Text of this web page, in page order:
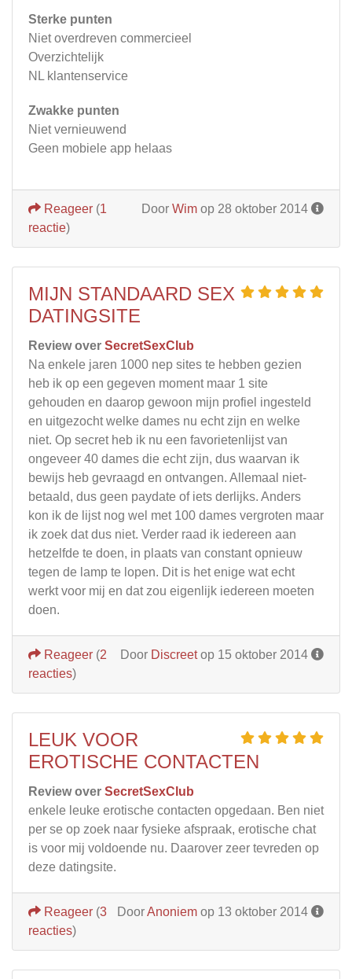
Sterke punten
Niet overdreven commercieel
Overzichtelijk
NL klantenservice
Zwakke punten
Niet vernieuwend
Geen mobiele app helaas
Door Wim op 28 oktober 2014
Reageer (1
reactie)
MIJN STANDAARD SEX
DATINGSITE
Review over SecretSexClub
Na enkele jaren 1000 nep sites te hebben gezien
heb ik op een gegeven moment maar 1 site
gehouden en daarop gewoon mijn profiel ingesteld
en uitgezocht welke dames nu echt zijn en welke
niet. Op secret heb ik nu een favorietenlijst van
ongeveer 40 dames die echt zijn, dus waarvan ik
bewijs heb gevraagd en ontvangen. Allemaal niet-
betaald, dus geen paydate of iets derlijks. Anders
kon ik de lijst nog wel met 100 dames vergroten maar
ik zoek dat dus niet. Verder raad ik iedereen aan
hetzelfde te doen, in plaats van constant opnieuw
tegen de lamp te lopen. Dit is het enige wat echt
werkt voor mij en dat zou eigenlijk iedereen moeten
doen.
Door Discreetop 15 oktober 2014
Reageer (2
reacties)
LEUK VOOR
EROTISCHE CONTACTEN
Review over SecretSexClub
enkele leuke erotische contacten opgedaan. Ben niet
per se op zoek naar fysieke afspraak, erotische chat
is voor mij voldoende nu. Daarover zeer tevreden op
deze datingsite.
DoorAnoniem op 13 oktober 2014
Reageer (3
reacties)